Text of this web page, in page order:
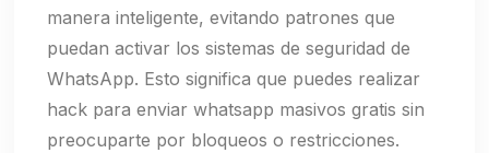
manera inteligente, evitando patrones que
puedan activar los sistemas de seguridad de
WhatsApp. Esto significa que puedes realizar
hack para enviar whatsapp masivos gratis sin
preocuparte por bloqueos o restricciones.